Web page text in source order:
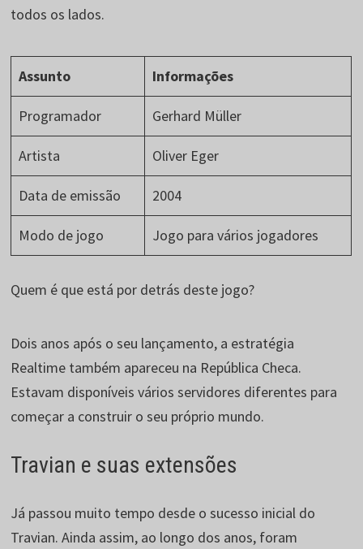
todos os lados.
Assunto Informações
Programador Gerhard Müller
Artista Oliver Eger
Data de emissão 2004
Modo de jogo Jogo para vários jogadores
Quem é que está por detrás deste jogo?
Dois anos após o seu lançamento, a estratégia
Realtime também apareceu na República Checa.
Estavam disponíveis vários servidores diferentes para
começar a construir o seu próprio mundo.
Travian e suas extensões
Já passou muito tempo desde o sucesso inicial do
Travian. Ainda assim, ao longo dos anos, foram